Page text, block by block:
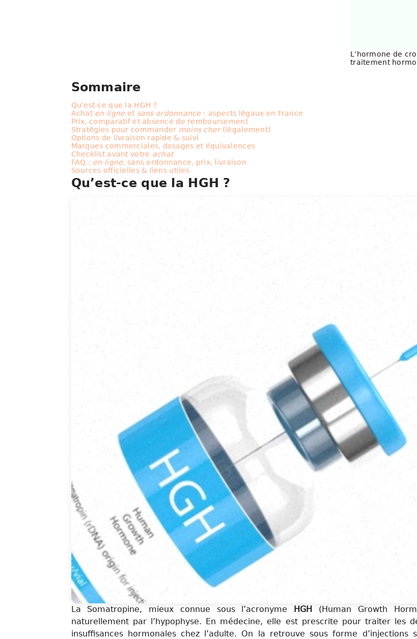
L’hormone de
traitement
Sommaire
Qu’est-ce que la HGH ?
Achat en ligne et sans ordonnance : aspects légaux en France
Prix, comparatif et absence de remboursement
Stratégies pour commander moins cher(légalement)
Options de livraison rapide & suivi
Marques commerciales, dosages et équivalences
Checklist avant votre achat
FAQ : en ligne, sans ordonnance, prix, livraison
Sources officielles & liens utiles
Qu’est-ce que la HGH ?
La Somatropine, mieux connue sous l’acronyme HGH (Human Growth
naturellement par l’hypophyse. En médecine, elle est prescrite pour traiter les
insuffisances hormonales chez l’adulte. On la retrouve sous forme d’injections